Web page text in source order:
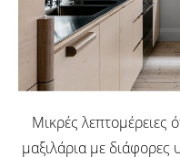
Μικρές λεπτομέρειες
μαξιλάρια με διάφορες